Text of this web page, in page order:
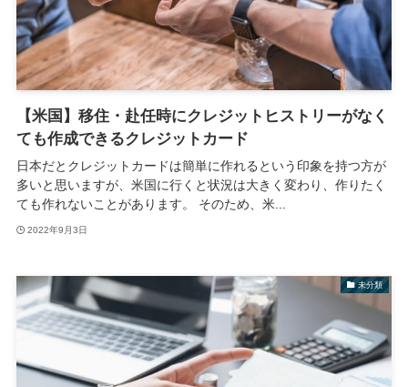
【米国】移住・赴任時にクレジットヒストリーがなく
ても作成できるクレジットカード
日本だとクレジットカードは簡単に作れるという印象を持つ方が
多いと思いますが、米国に行くと状況は大きく変わり、作りたく
ても作れないことがあります。 そのため、米...
2022年9月3日
未分類